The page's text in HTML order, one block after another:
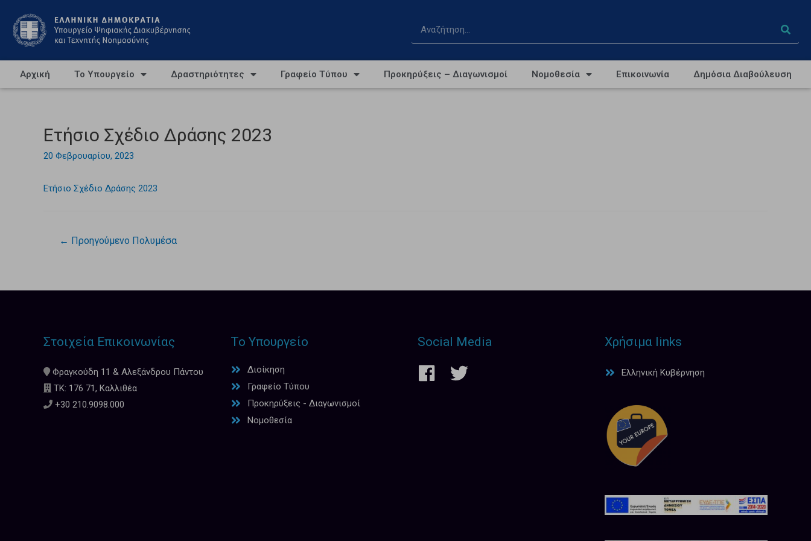
Αρχική Το Υπουργείο Δραστηριότητες Γραφείο Τύπου Προκηρύξεις – Διαγωνισμοί Νομοθεσία Επικοινωνία Δημόσια Διαβούλευση
Ετήσιο Σχέδιο Δράσης 2023
20 Φεβρουαρίου, 2023
Ετήσιο Σχέδιο Δράσης 2023
← Προηγούμενο Πολυμέσα
Στοιχεία Επικοινωνίας
Φραγκούδη 11 & Αλεξάνδρου Πάντου
ΤΚ: 176 71, Καλλιθέα
+30 210.9098.000
Το Υπουργείο
Διοίκηση
Γραφείο Τύπου
Προκηρύξεις - Διαγωνισμοί
Νομοθεσία
Social Media Χρήσιμα links
Ελληνική Κυβέρνηση